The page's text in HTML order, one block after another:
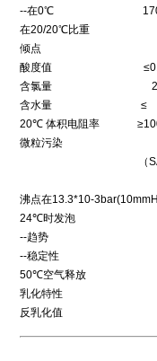
--在0℃ 1700
在20/20℃比重
倾点 -20℃
酸度值 ≤0.05
含氯量 25
含水量 ≤
20℃ 体积电阻率
微粒污染
（
15/12
沸点在13.3*10-
24℃时发
--趋势 30
--稳定性 0
50℃空气释放
乳化特性 1
反乳化值